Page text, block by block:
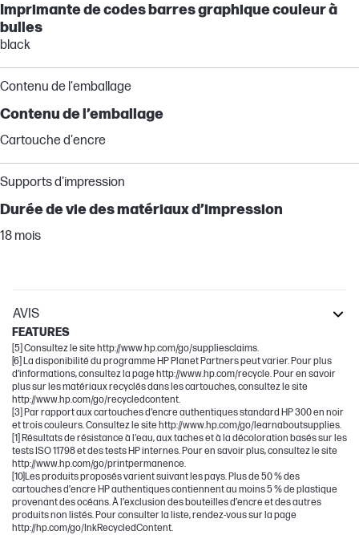
Imprimante de codes barres graphique couleur à
bulles
black
Contenu de l'emballage
Contenu de l’emballage
Cartouche d'encre
Supports d'impression
Durée de vie des matériaux d’impression
18 mois
AVIS
FEATURES
[5] Consultez le site http://www.hp.com/go/suppliesclaims.
[6] La disponibilité du programme HP Planet Partners peut varier. Pour plus
d’informations, consultez la page http://www.hp.com/recycle. Pour en savoir
plus sur les matériaux recyclés dans les cartouches, consultez le site
http://www.hp.com/go/recycledcontent.
[3] Par rapport aux cartouches d'encre authentiques standard HP 300 en noir
et trois couleurs. Consultez le site http://www.hp.com/go/learnaboutsupplies.
[1] Résultats de résistance à l'eau, aux taches et à la décoloration basés sur les
tests ISO 11798 et des tests HP internes. Pour en savoir plus, consultez le site
http://www.hp.com/go/printpermanence.
[10]Les produits proposés varient suivant les pays. Plus de 50 % des
cartouches d’encre HP authentiques contiennent au moins 5 % de plastique
provenant des océans. À l’exclusion des bouteilles d’encre et des autres
produits non listés. Pour consulter la liste, rendez-vous sur la page
http://hp.com/go/InkRecycledContent.